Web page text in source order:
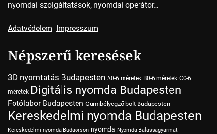
nyomdai szolgáltatások, nyomdai operátor…
Adatvédelem Impresszum
Népszerű keresések
3D nyomtatás Budapesten A0-6 méretek B0-6 méretek C0-6
méretek Digitális nyomda Budapesten
Fotólabor Budapesten Gumibélyegző bolt Budapesten
Kereskedelmi nyomda Budapesten
Kereskedelmi nyomda Budaörsön nyomda Nyomda Balassagyarmat